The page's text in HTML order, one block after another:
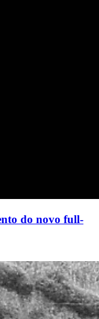
do novo full-